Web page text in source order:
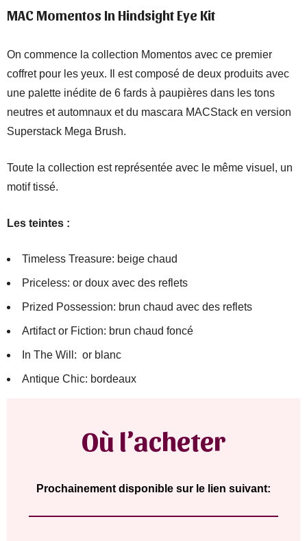
MAC Momentos In Hindsight Eye Kit
On commence la collection Momentos avec ce premier
coffret pour les yeux. Il est composé de deux produits avec
une palette inédite de 6 fards à paupières dans les tons
neutres et automnaux et du mascara MACStack en version
Superstack Mega Brush.
Toute la collection est représentée avec le même visuel, un
motif tissé.
Les teintes :
Timeless Treasure: beige chaud
Priceless: or doux avec des reflets
Prized Possession: brun chaud avec des reflets
Artifact or Fiction: brun chaud foncé
In The Will: or blanc
Antique Chic: bordeaux
Où l’acheter
Prochainement disponible sur le lien suivant: